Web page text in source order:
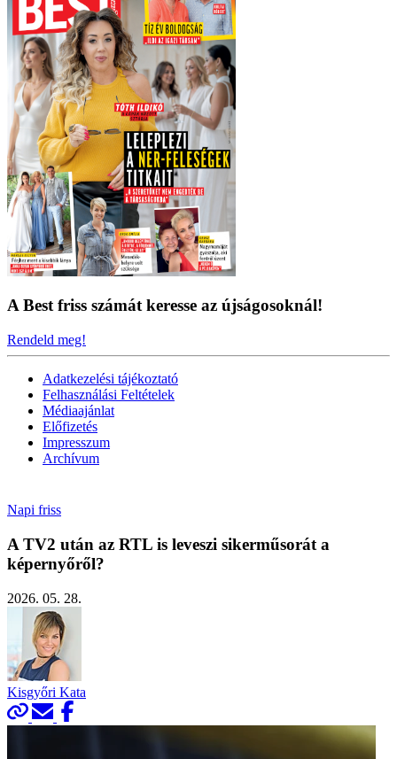
A Best friss számát keresse az újságosoknál!
Rendeld meg!
Adatkezelési tájékoztató
Felhasználási Feltételek
Médiaajánlat
Előfizetés
Impresszum
Archívum
Napi friss
A TV2 után az RTL is leveszi sikerműsorát a
képernyőről?
2026. 05. 28.
Kisgyőri Kata